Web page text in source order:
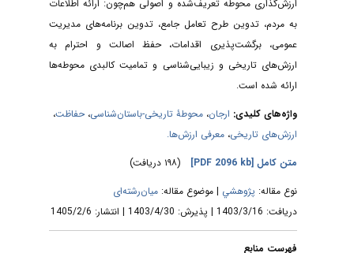
ارزش‌گذاری محوطه تعریف‌شده و اصولی هم‌چون: ارائه اطلاعات
به مردم، تدوین طرح تعامل جامع، تدوین برنامه‌های مدیریت
عمومی، برگشت‌پذیری اقدامات، حفظ اصالت و احترام به
ارزش‌های تاریخی و زیبایی‌شناسی و تمامیت کالبدی محوطه‌ها
ارائه شده است.
واژه‌های کلیدی:ارجان،محوطۀ تاریخی-‌باستان‌شناسی،حفاظت،
ارزش‌های تاریخی،معرفی ارزش‌ها.
متن کامل[PDF 2096 kb]
نوع مقاله:پژوهشي| موضوع مقاله:میان‌رشته‌ای
دریافت: 1403/3/16 | پذیرش: 1403/4/30 | انتشار: 1405/2/6
فهرست منابع